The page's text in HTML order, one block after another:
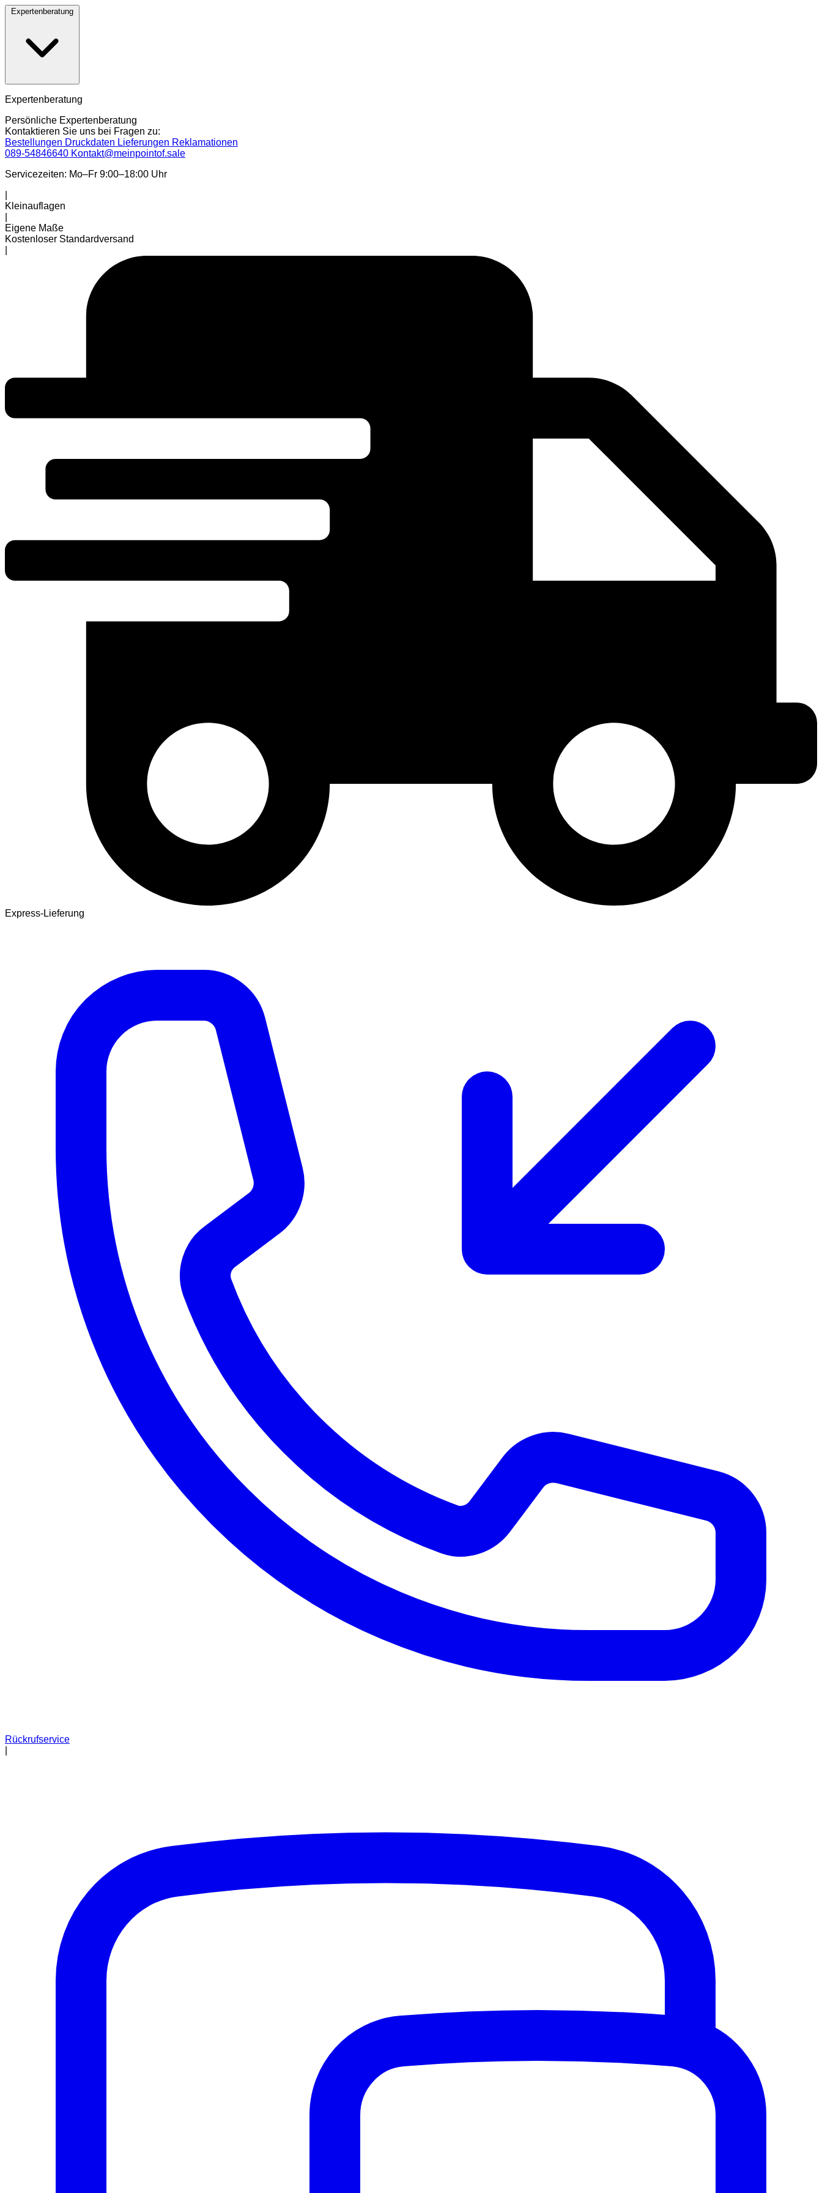
Expertenberatung
Expertenberatung
Persönliche Expertenberatung
Kontaktieren Sie uns bei Fragen zu:
Bestellungen Druckdaten Lieferungen Reklamationen
089-54846640 Kontakt@meinpointof.sale
Servicezeiten: Mo–Fr 9:00–18:00 Uhr
Kleinauflagen
Eigene Maße
Kostenloser Standardversand
Express-Lieferung
Rückrufservice